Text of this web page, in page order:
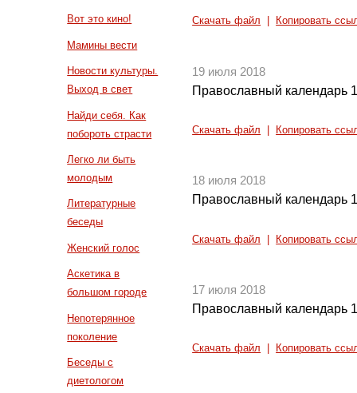
Вот это кино!
Мамины вести
Новости культуры.
Выход в свет
Найди себя. Как
побороть страсти
Легко ли быть
молодым
Литературные
беседы
Женский голос
Аскетика в
большом городе
Непотерянное
поколение
Беседы с
диетологом
Скачать файл Копировать
19 июля 2018
Православный календарь
Скачать файл Копировать
18 июля 2018
Православный календарь
Скачать файл Копировать
17 июля 2018
Православный календарь
Скачать файл Копировать